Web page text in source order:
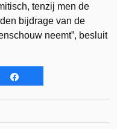
tenzij men de
bijdrage van de
neemt”, besluit